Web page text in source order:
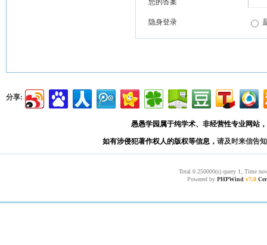
您的答案
隐身登录
分享:
愚愚学园属于纯学术、非经营性专业网站
如有涉侵犯著作权人的版权等信息， 请及时来信告知
Total 0.250000(s) query 1, Time
Powered by PHPWind v7.0